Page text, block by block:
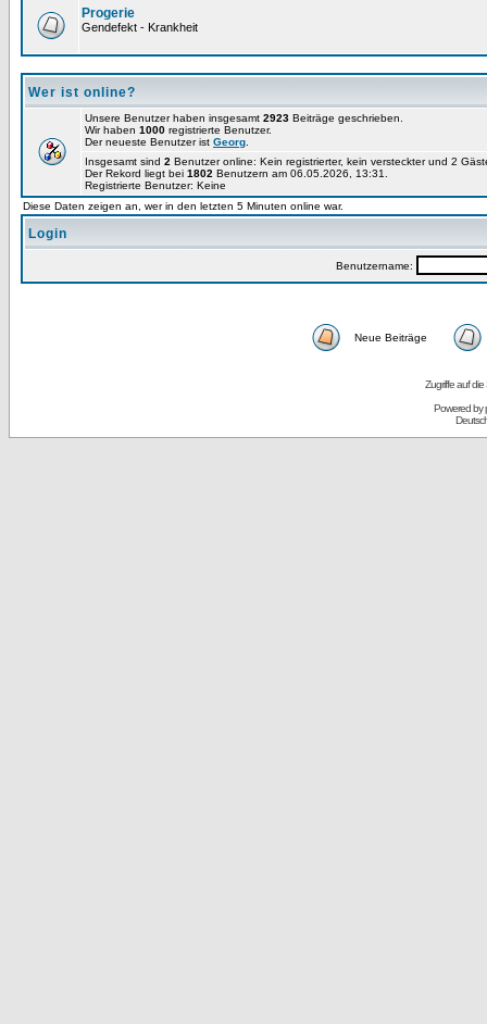
Progerie
Gendefekt - Krankheit
Wer ist online?
Unsere Benutzer haben insgesamt 2923 Beiträge geschrieben.
Wir haben 1000 registrierte Benutzer.
Der neueste Benutzer ist Georg
Insgesamt sind 2 Benutzer online: Kein registrierter, kein versteckter und 2
Der Rekord liegt bei 1802 Benutzern am 06.05.2026, 13:31.
Registrierte Benutzer: Keine
Diese Daten zeigen an, wer in den letzten 5 Minuten online war.
Login
Benutzername:
Neue Beiträge
Zugriffe auf
Powered by